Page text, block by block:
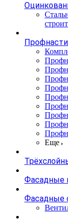
Еще
Фасадные
Фасадные